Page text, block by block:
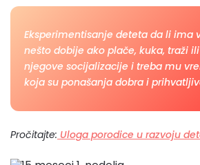
Eksperimentisanje deteta da li ima
nešto dobije ako plače, kuka, traži
njegove socijalizacije i treba mu
koja su ponašanja dobra i
Pročitajte: Uloga porodice u razvoju